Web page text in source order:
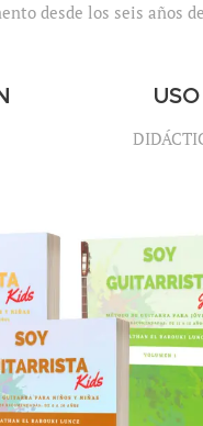
desde los seis años
USO